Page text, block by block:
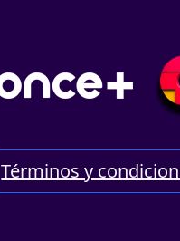
Términos y